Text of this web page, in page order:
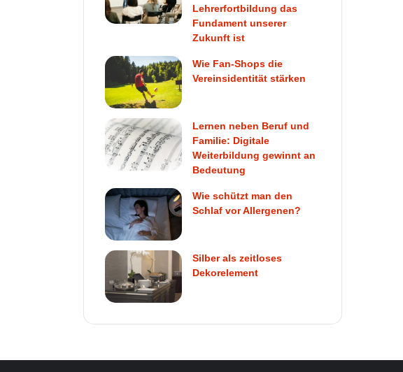
Lehrerfortbildung das
Fundament unserer
Zukunft ist
Wie Fan-Shops die
Vereinsidentität stärken
Lernen neben Beruf und
Familie: Digitale
Weiterbildung gewinnt an
Bedeutung
Wie schützt man den
Schlaf vor Allergenen?
Silber als zeitloses
Dekorelement